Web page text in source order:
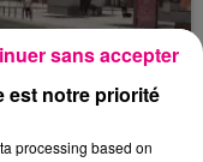
est notre priorité
processing based on
sans accepter